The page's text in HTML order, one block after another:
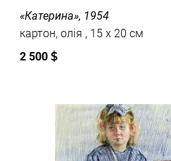
«Катерина», 1954
картон, олія , 15 x 20 см
2 500$